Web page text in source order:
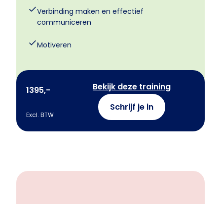
Verbinding maken en effectief
communiceren
Motiveren
1395,-
Excl. BTW
Bekijk deze training
Schrijf je in